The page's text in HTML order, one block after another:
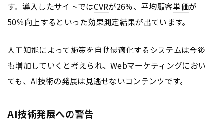
す。導入したサイトではCVRが26％、平均顧客単価が
50％向上するといった効果測定結果が出ています。
人工知能によって施策を自動最適化するシステムは今後
も増加していくと考えられ、Webマーケティングにおい
ても、AI技術の発展は見逃せないコンテンツです。
AI技術発展への警告